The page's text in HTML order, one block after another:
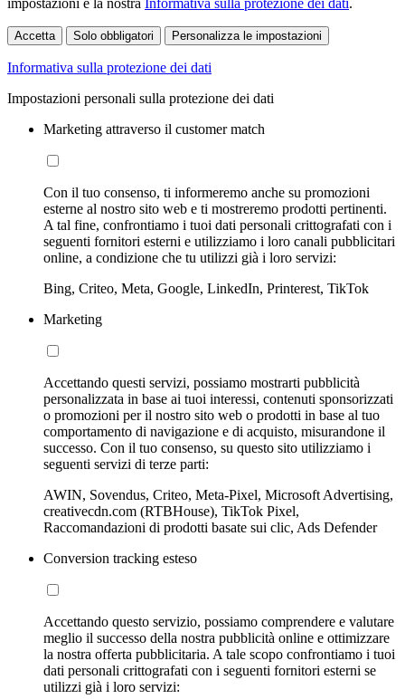
impostazioni e la nostra Informativa sulla protezione dei dati.
Accetta Solo obbligatori Personalizza le impostazioni
Informativa sulla protezione dei dati
Impostazioni personali sulla protezione dei dati
Marketing attraverso il customer match
Con il tuo consenso, ti informeremo anche su promozioni
esterne al nostro sito web e ti mostreremo prodotti pertinenti.
A tal fine, confrontiamo i tuoi dati personali crittografati con i
seguenti fornitori esterni e utilizziamo i loro canali pubblicitari
online, a condizione che tu utilizzi già i loro servizi:
Bing, Criteo, Meta, Google, LinkedIn, Printerest, TikTok
Marketing
Accettando questi servizi, possiamo mostrarti pubblicità
personalizzata in base ai tuoi interessi, contenuti sponsorizzati
o promozioni per il nostro sito web o prodotti in base al tuo
comportamento di navigazione e di acquisto, misurandone il
successo. Con il tuo consenso, su questo sito utilizziamo i
seguenti servizi di terze parti:
AWIN, Sovendus, Criteo, Meta-Pixel, Microsoft Advertising,
creativecdn.com (RTBHouse), TikTok Pixel,
Raccomandazioni di prodotti basate sui clic, Ads Defender
Conversion tracking esteso
Accettando questo servizio, possiamo comprendere e valutare
meglio il successo della nostra pubblicità online e ottimizzare
la nostra offerta pubblicitaria. A tale scopo confrontiamo i tuoi
dati personali crittografati con i seguenti fornitori esterni se
utilizzi già i loro servizi: